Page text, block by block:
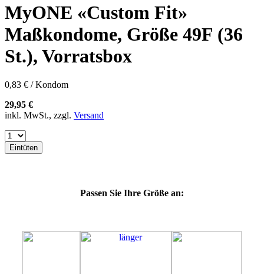
57H
57K
60E
60F
60G
60H
60K
60L
64E
64F
64L
64M
MyONE «Custom Fit»
Maßkondome, Größe 49F (36
St.), Vorratsbox
0,83 € / Kondom
29,95 €
inkl. MwSt., zzgl. Versand
Eintüten
Passen Sie Ihre Größe an: